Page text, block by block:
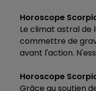
Horoscope
Le climat astral de
commettre de
avant l'action.
Horoscope
Grâce au soutien